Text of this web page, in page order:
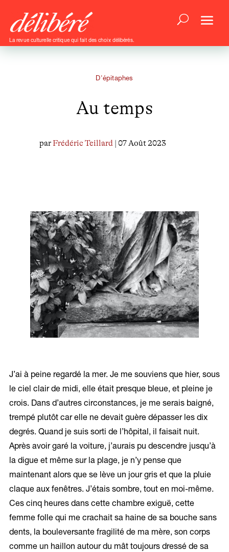
La revue culturelle critique qui fait des choix délibérés.
D'épitaphes
Au temps
parFrédéric Teillard | 07 Août 2023
J’ai à peine regardé la mer. Je me souviens que hier, sous
le ciel clair de midi, elle était presque bleue, et pleine je
crois. Dans d’autres circonstances, je me serais baigné,
trempé plutôt car elle ne devait guère dépasser les dix
degrés. Quand je suis sorti de l’hôpital, il faisait nuit.
Après avoir garé la voiture, j’aurais pu descendre jusqu’à
la digue et même sur la plage, je n’y pense que
maintenant alors que se lève un jour gris et que la pluie
claque aux fenêtres. J’étais sombre, tout en moi-même.
Ces cinq heures dans cette chambre exiguë, cette
femme folle qui me crachait sa haine de sa bouche sans
dents, la bouleversante fragilité de ma mère, son corps
comme un haillon autour du mât toujours dressé de sa